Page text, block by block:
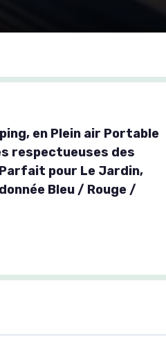
en Plein air Portable
respectueuses des
pour Le Jardin,
Bleu / Rouge /